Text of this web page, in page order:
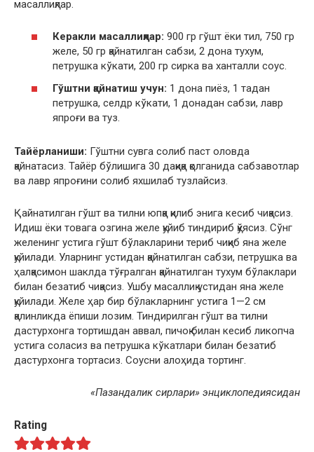
масаллиқлар.
Керакли масаллиқлар: 900 гр гўшт ёки тил, 750 гр
желе, 50 гр қайнатилган сабзи, 2 дона тухум,
петрушка кўкати, 200 гр сирка ва ханталли соус.
Гўштни қайнатиш учун: 1 дона пиёз, 1 тадан
петрушка, селдр кўкати, 1 донадан сабзи, лавр
япроғи ва туз.
Тайёрланиши: Гўштни сувга солиб паст оловда
қайнатасиз. Тайёр бўлишига 30 дақиқа қолганида сабзавотлар
ва лавр япроғини солиб яхшилаб тузлайсиз.
Қайнатилган гўшт ва тилни юпқа қилиб энига кесиб чиқасиз.
Идиш ёки товага озгина желе қуйиб тиндириб қўясиз. Сўнг
желенинг устига гўшт бўлакларини териб чиқиб яна желе
қуйилади. Уларнинг устидан қайнатилган сабзи, петрушка ва
ҳалқасимон шаклда тўғралган қайнатилган тухум бўлаклари
билан безатиб чиқасиз. Ушбу масаллиқ устидан яна желе
қуйилади. Желе ҳар бир бўлакларнинг устига 1—2 см
қалинликда ёпиши лозим. Тиндирилган гўшт ва тилни
дастурхонга тортишдан аввал, пичоқ билан кесиб ликопча
устига соласиз ва петрушка кўкатлари билан безатиб
дастурхонга тортасиз. Соусни алоҳида тортинг.
«Пазандалик сирлари» энциклопедиясидан
Rating